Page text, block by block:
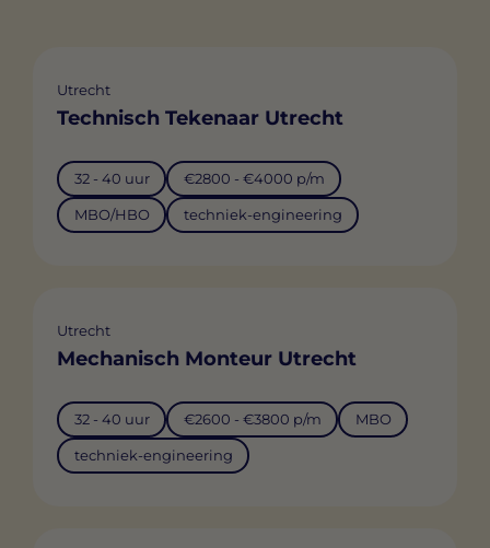
Utrecht
Technisch Tekenaar Utrecht
32 - 40 uur €2800 - €4000 p/m
MBO/HBO techniek-engineering
Utrecht
Mechanisch Monteur Utrecht
32 - 40 uur €2600 - €3800 p/m MBO
techniek-engineering